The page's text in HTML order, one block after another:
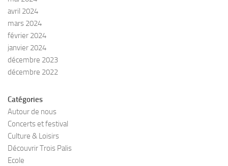
avril 2024
mars 2024
février 2024
janvier 2024
décembre 2023
décembre 2022
Catégories
Autour de nous
Concerts et festival
Culture & Loisirs
Découvrir Trois Palis
Ecole